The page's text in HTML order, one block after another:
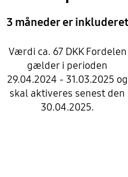
3 måneder er inkluderet
Værdi ca. 67 DKK Fordelen
gælder i perioden
29.04.2024 - 31.03.2025 og
skal aktiveres senest den
30.04.2025.